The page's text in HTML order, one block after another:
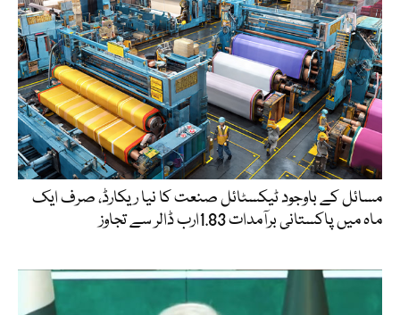
مسائل کے باوجود ٹیکسٹائل صنعت کا نیا ریکارڈ، صرف ایک
ماہ میں پاکستانی برآمدات 1.83ارب ڈالر سے تجاوز